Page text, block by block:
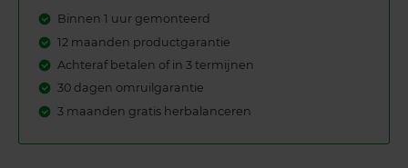
Binnen 1 uur gemonteerd
12 maanden productgarantie
Achteraf betalen of in 3 termijnen
30 dagen omruilgarantie
3 maanden gratis herbalanceren